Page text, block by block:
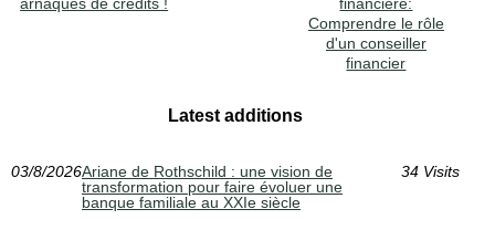
arnaques de crédits !
financière:
Comprendre le rôle
d'un conseiller
financier
Latest additions
03/8/2026Ariane de Rothschild : une vision de
transformation pour faire évoluer une
banque familiale au XXIe siècle
34 Visits